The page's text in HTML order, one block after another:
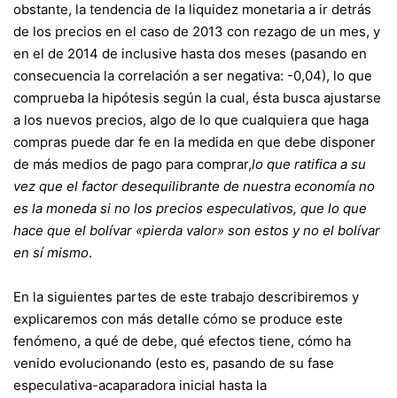
obstante, la tendencia de la liquidez monetaria a ir detrás
de los precios en el caso de 2013 con rezago de un mes, y
en el de 2014 de inclusive hasta dos meses (pasando en
consecuencia la correlación a ser negativa: -0,04), lo que
comprueba la hipótesis según la cual, ésta busca ajustarse
a los nuevos precios, algo de lo que cualquiera que haga
compras puede dar fe en la medida en que debe disponer
de más medios de pago para comprar,lo que ratifica a su
vez que el factor desequilibrante de nuestra economía no
es la moneda si no los precios especulativos, que lo que
hace que el bolívar «pierda valor» son estos y no el bolívar
en sí mismo.
En la siguientes partes de este trabajo describiremos y
explicaremos con más detalle cómo se produce este
fenómeno, a qué de debe, qué efectos tiene, cómo ha
venido evolucionando (esto es, pasando de su fase
especulativa-acaparadora inicial hasta la